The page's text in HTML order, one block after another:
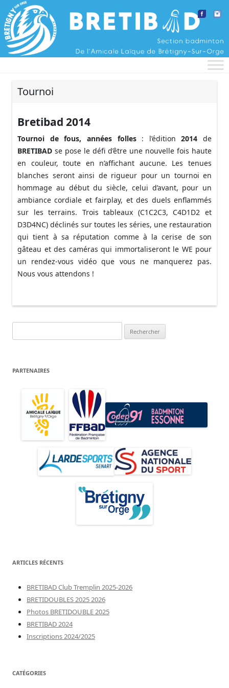
Tournoi
Bretibad 2014
Tournoi de fous, années folles: l’édition2014 de
BRETIBAD se pose le défi d’être une nouvelle fois haute
en couleur, toute en n’affichant aucune. Les tenues
blanches seront ainsi de rigueur pour un tournoi en
hommage au début du siècle, celui d’avant, pour un
ambiance cordiale et fairplay, et des duels enflammés
sur les terrains. Trois tableaux (C1C2C3, C4D1D2 et
D3D4NC) déclinés sur toutes les séries, une restauration
qui tient à sa réputation comme à la cerise de son
gâteau et des caméras qui immortaliseront le WE pour
un rendez-vous vidéo que vous ne manquerez pas.
Nous vous attendons !
PARTENAIRES
ARTICLES RÉCENTS
BRETIBAD Club Tremplin 2025-2026
BRETIDOUBLES 2025 2026
Photos BRETIDOUBLE 2025
BRETIBAD 2024
Inscriptions 2024/2025
CATÉGORIES